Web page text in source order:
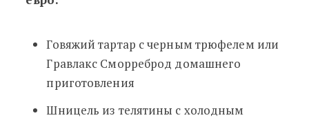
Говяжий тартар с черным трюфелем или
Гравлакс Сморреброд домашнего
приготовления
Шницель из телятины с холодным